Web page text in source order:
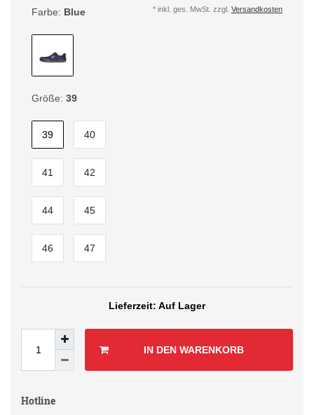
* inkl. ges. MwSt. zzgl. Versandkosten
Farbe: Blue
Größe: 39
39 40
41 42
44 45
46 47
Auf Lager
IN DEN WARENKORB
Hotline